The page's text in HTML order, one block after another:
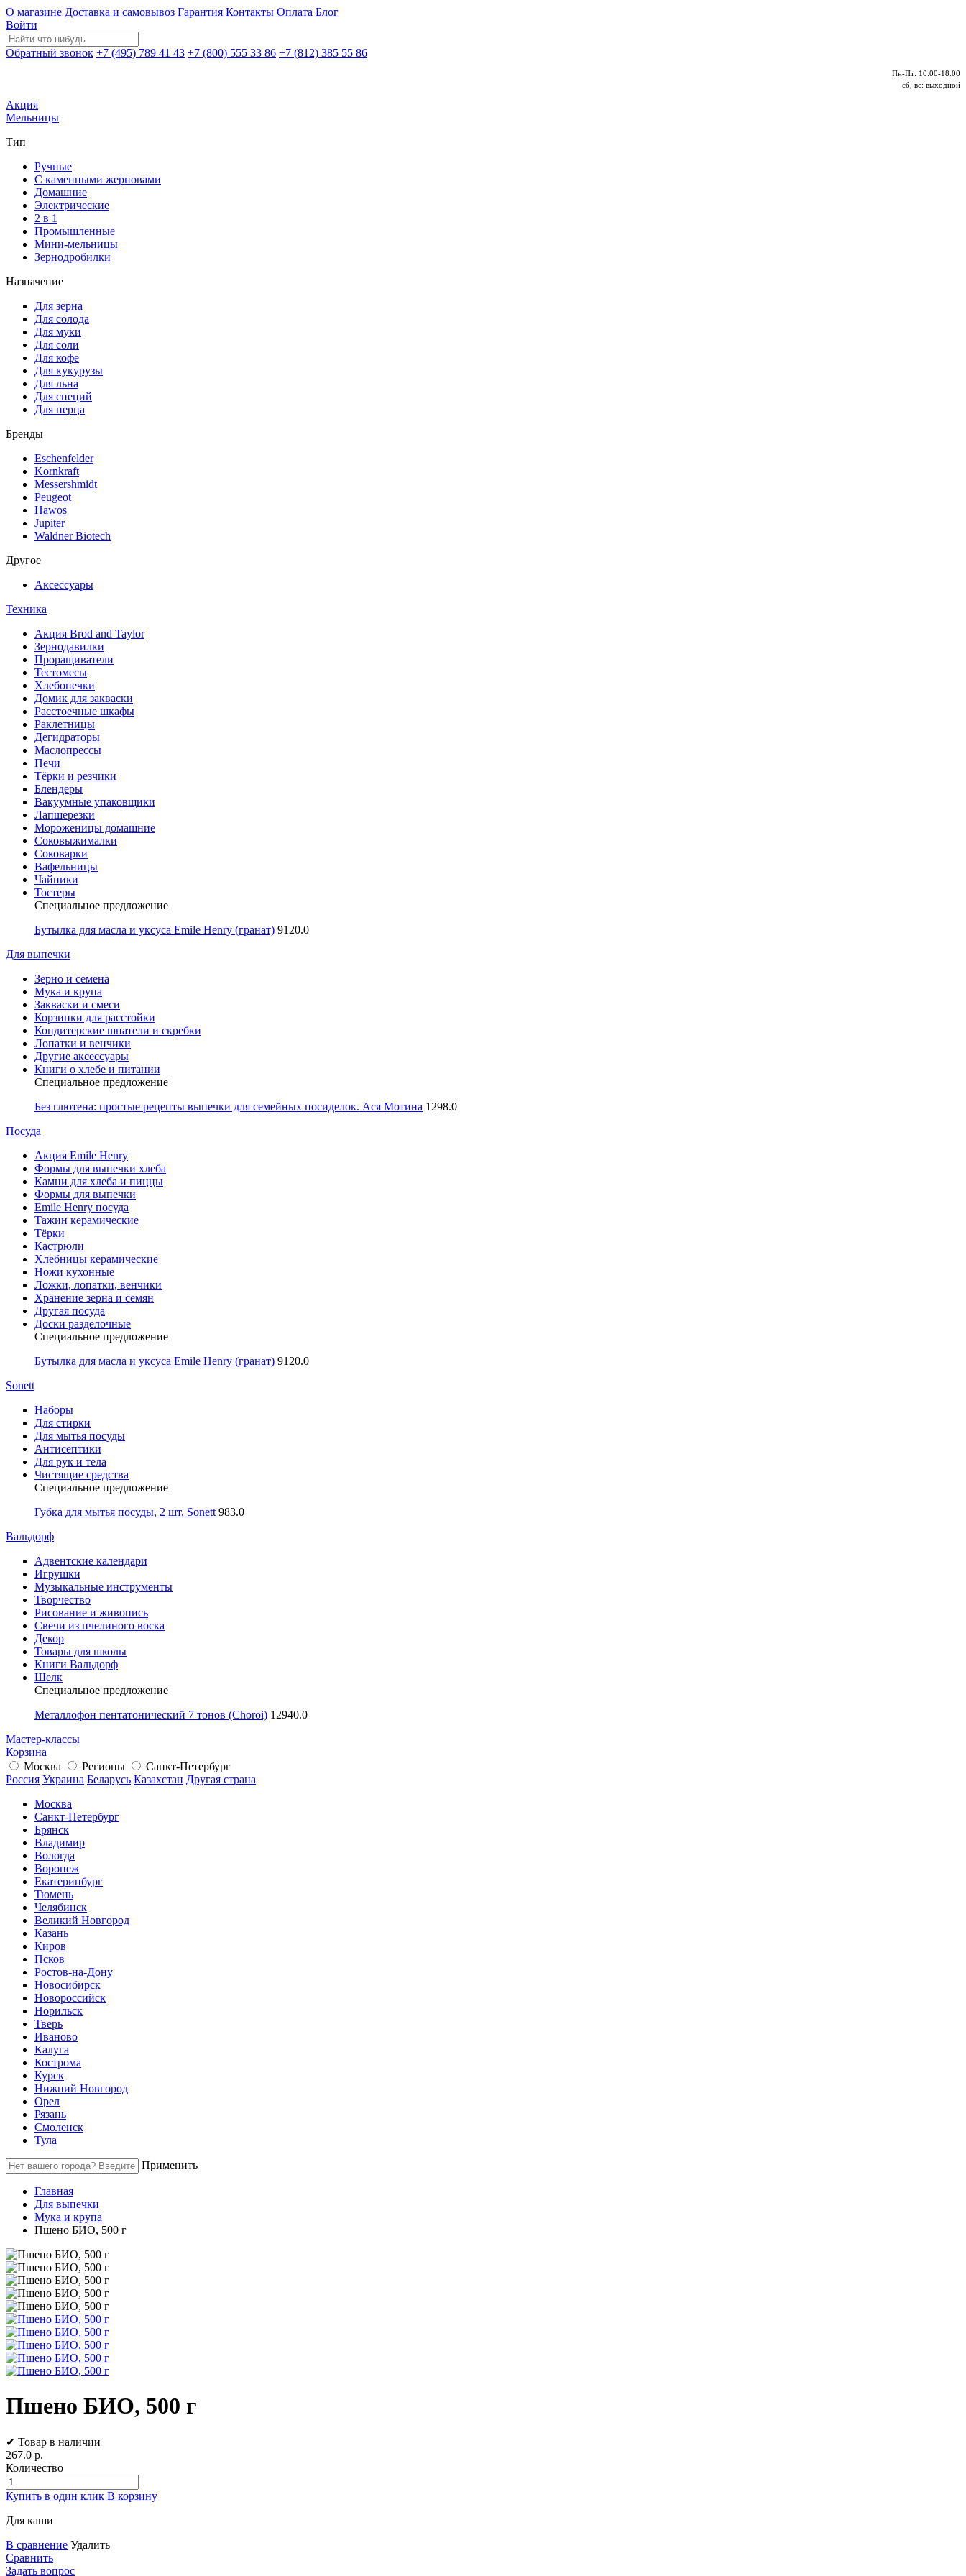
О магазине Доставка и самовывоз Гарантия Контакты Оплата Блог
Войти
Обратный звонок +7 (495) 789 41 43 +7 (800) 555 33 86 +7 (812) 385 55 86
Пн-Пт: 10:00-18:00
сб, вс: выходной
Акция
Мельницы
Тип
Ручные
С каменными жерновами
Домашние
Электрические
2 в 1
Промышленные
Мини-мельницы
Зернодробилки
Назначение
Для зерна
Для солода
Для муки
Для соли
Для кофе
Для кукурузы
Для льна
Для специй
Для перца
Бренды
Eschenfelder
Kornkraft
Messershmidt
Peugeot
Hawos
Jupiter
Waldner Biotech
Другое
Аксессуары
Техника
Акция Brod and Taylor
Зернодавилки
Проращиватели
Тестомесы
Хлебопечки
Домик для закваски
Расстоечные шкафы
Раклетницы
Дегидраторы
Маслопрессы
Печи
Тёрки и резчики
Блендеры
Вакуумные упаковщики
Лапшерезки
Мороженицы домашние
Соковыжималки
Соковарки
Вафельницы
Чайники
Тостеры
Специальное предложение
Бутылка для масла и уксуса Emile Henry (гранат) 9120.0
Для выпечки
Зерно и семена
Мука и крупа
Закваски и смеси
Корзинки для расстойки
Кондитерские шпатели и скребки
Лопатки и венчики
Другие аксессуары
Книги о хлебе и питании
Специальное предложение
Без глютена: простые рецепты выпечки для семейных посиделок. Ася Мотина 1298.0
Посуда
Акция Emile Henry
Формы для выпечки хлеба
Камни для хлеба и пиццы
Формы для выпечки
Emile Henry посуда
Тажин керамические
Тёрки
Кастрюли
Хлебницы керамические
Ножи кухонные
Ложки, лопатки, венчики
Хранение зерна и семян
Другая посуда
Доски разделочные
Специальное предложение
Бутылка для масла и уксуса Emile Henry (гранат) 9120.0
Sonett
Наборы
Для стирки
Для мытья посуды
Антисептики
Для рук и тела
Чистящие средства
Специальное предложение
Губка для мытья посуды, 2 шт, Sonett 983.0
Вальдорф
Адвентские календари
Игрушки
Музыкальные инструменты
Творчество
Рисование и живопись
Свечи из пчелиного воска
Декор
Товары для школы
Книги Вальдорф
Шелк
Специальное предложение
Металлофон пентатонический 7 тонов (Choroi) 12940.0
Мастер-классы
Корзина
Москва
Регионы
Санкт-Петербург
Россия Украина Беларусь Казахстан Другая страна
Москва
Санкт-Петербург
Брянск
Владимир
Вологда
Воронеж
Екатеринбург
Тюмень
Челябинск
Великий Новгород
Казань
Киров
Псков
Ростов-на-Дону
Новосибирск
Новороссийск
Норильск
Тверь
Иваново
Калуга
Кострома
Курск
Нижний Новгород
Орел
Рязань
Смоленск
Тула
Применить
Главная
Для выпечки
Мука и крупа
Пшено БИО, 500 г
Пшено БИО, 500 г
✔ Товар в наличии
267.0 р.
Количество
Купить в один клик В корзину
Для каши
В сравнение Удалить
Сравнить
Задать вопрос